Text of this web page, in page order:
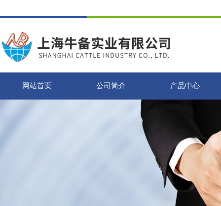
网站首页 公司简介 产品中心